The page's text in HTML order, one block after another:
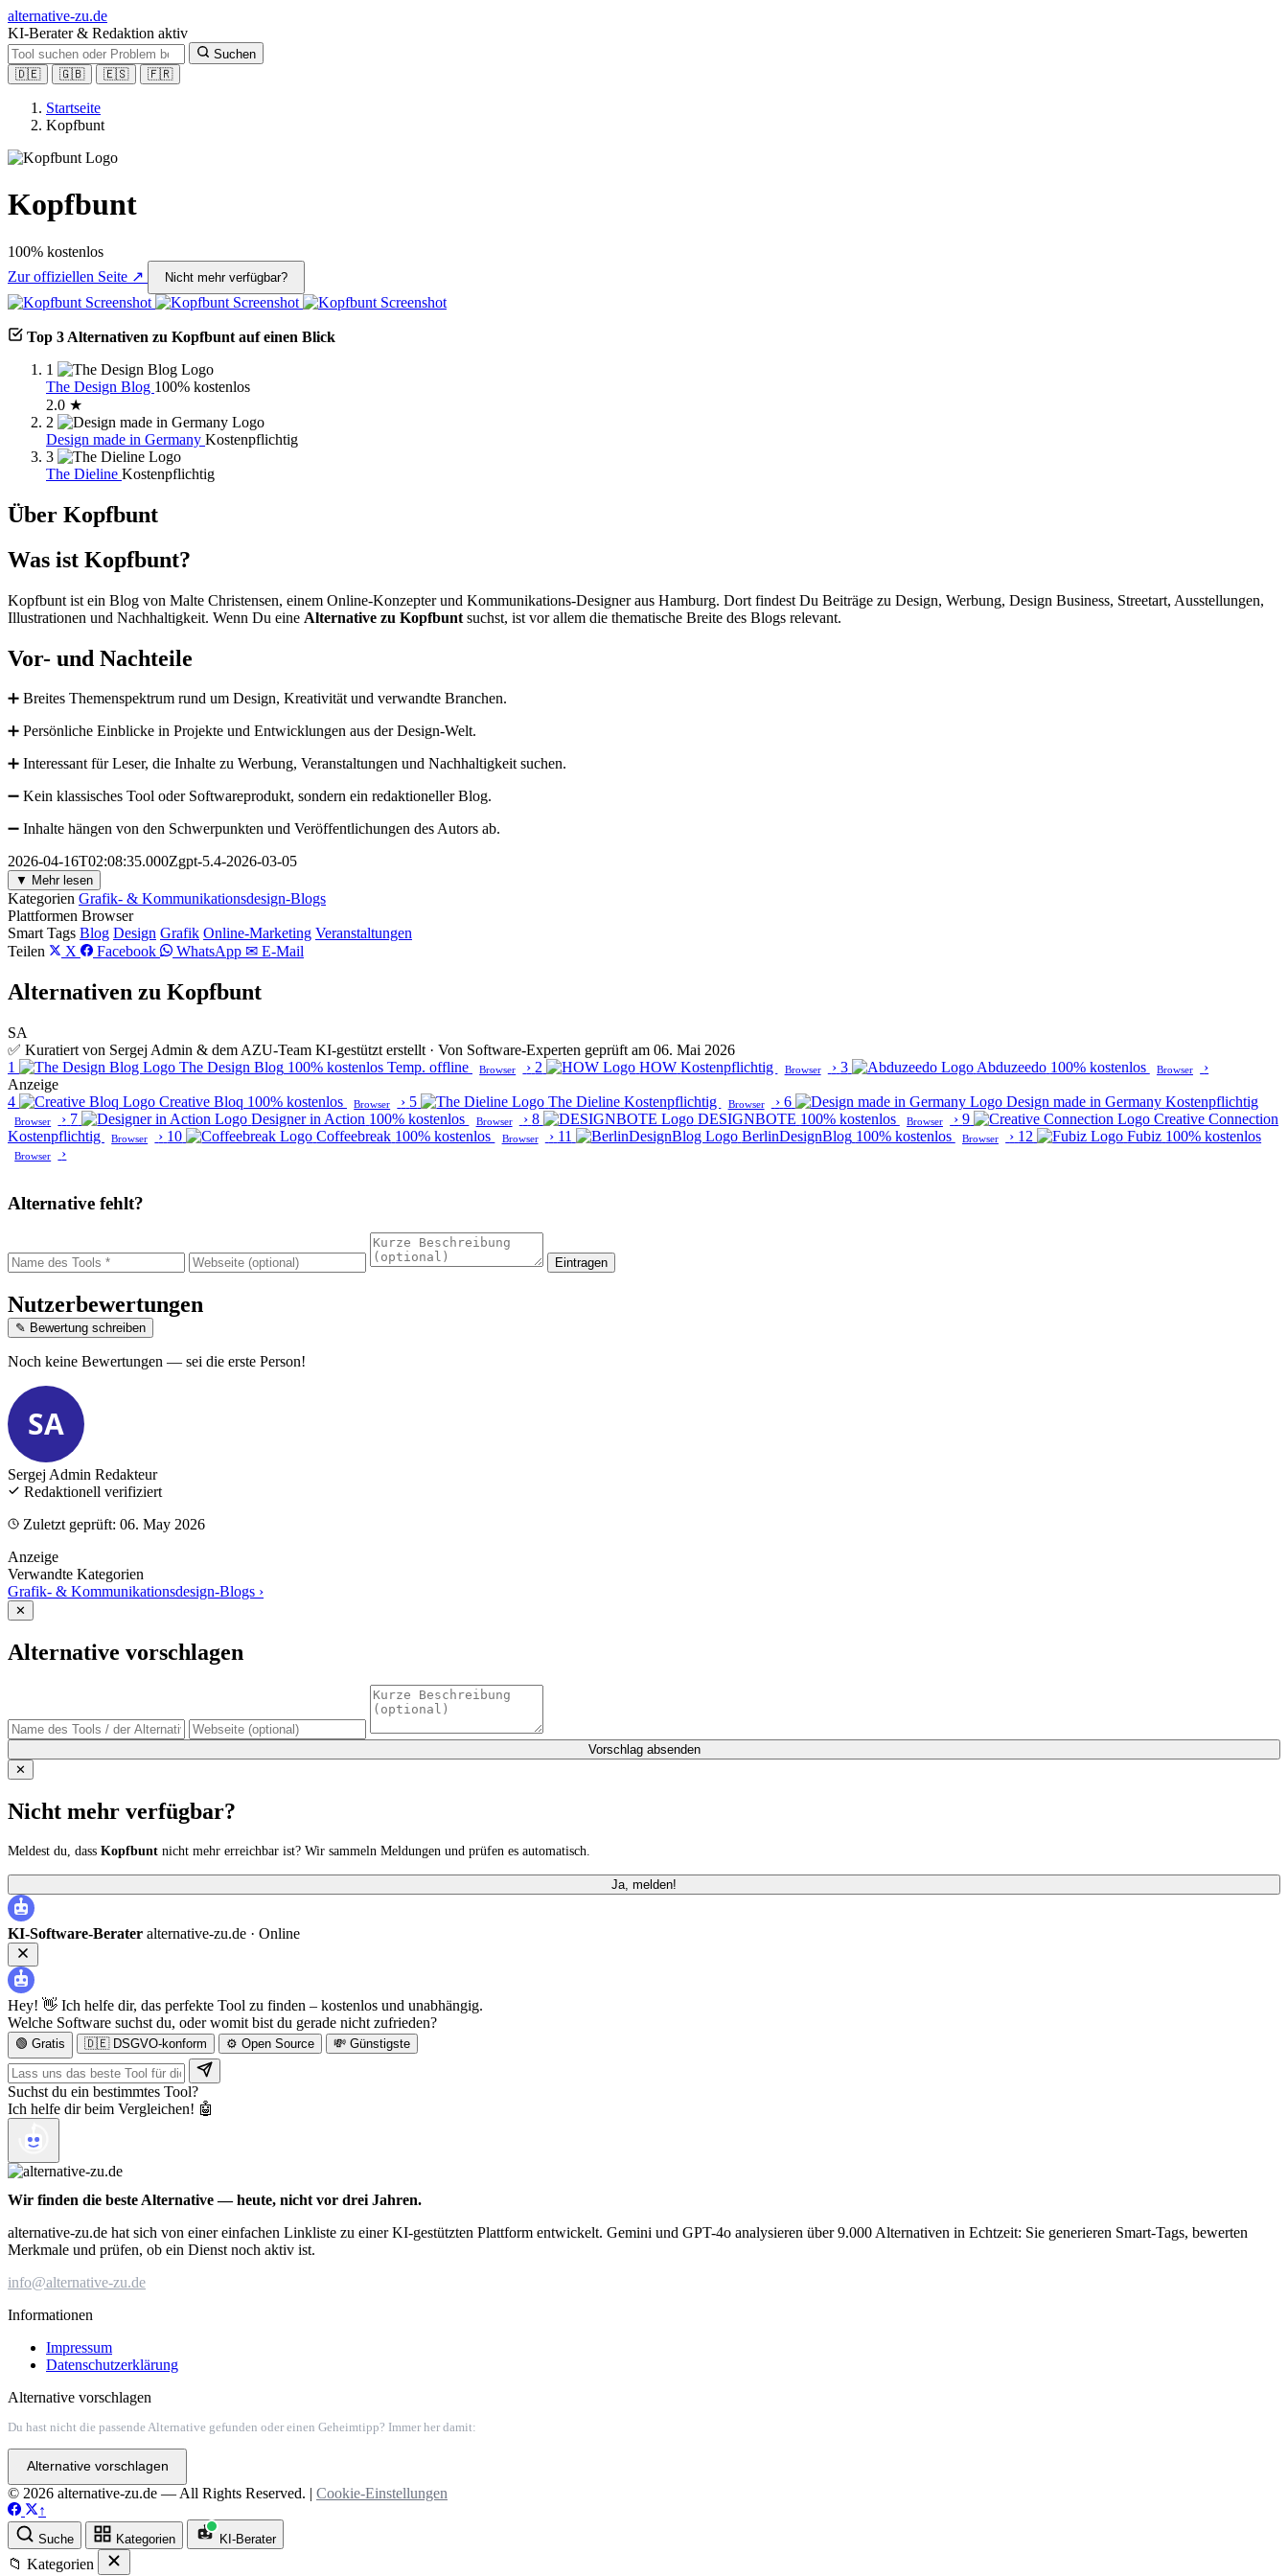
alternative-zu.de
KI-Berater & Redaktion aktiv
Suchen
🇩🇪
🇬🇧 🇪🇸 🇫🇷
Startseite
Kopfbunt
Kopfbunt
100% kostenlos
Zur offiziellen Seite ↗
Nicht mehr verfügbar?
Top 3 Alternativen zu Kopfbunt auf einen Blick
1
The Design Blog 100% kostenlos
2.0 ★
2
Design made in Germany Kostenpflichtig
3
The Dieline Kostenpflichtig
Über Kopfbunt
Was ist Kopfbunt?
Kopfbunt ist ein Blog von Malte Christensen, einem Online-Konzepter und Kommunikations-Designer aus Hamburg. Dort findest Du Beiträge zu Design, Werbung, Design Business, Streetart, Ausstellungen,
Illustrationen und Nachhaltigkeit. Wenn Du eine Alternative zu Kopfbunt suchst, ist vor allem die thematische Breite des Blogs relevant.
Vor- und Nachteile
➕ Breites Themenspektrum rund um Design, Kreativität und verwandte Branchen.
➕ Persönliche Einblicke in Projekte und Entwicklungen aus der Design-Welt.
➕ Interessant für Leser, die Inhalte zu Werbung, Veranstaltungen und Nachhaltigkeit suchen.
➖ Kein klassisches Tool oder Softwareprodukt, sondern ein redaktioneller Blog.
➖ Inhalte hängen von den Schwerpunkten und Veröffentlichungen des Autors ab.
2026-04-16T02:08:35.000Zgpt-5.4-2026-03-05
▼ Mehr lesen
Kategorien Grafik- & Kommunikationsdesign-Blogs
Plattformen Browser
Smart Tags Blog Design Grafik Online-Marketing Veranstaltungen
Teilen
X Facebook WhatsApp ✉ E-Mail
Alternativen zu Kopfbunt
SA
✅ Kuratiert von Sergej Admin & dem AZU-Team KI-gestützt erstellt · Von Software-Experten geprüft am 06. Mai 2026
1
The Design Blog 100% kostenlos Temp. offline Browser › 2 HOW Kostenpflichtig Browser › 3 Abduzeedo 100% kostenlos Browser
›
Anzeige
4
Creative Bloq 100% kostenlos Browser › 5 The Dieline Kostenpflichtig Browser › 6 Design made in Germany Kostenpflichtig
Browser › 7 Designer in Action 100% kostenlos Browser › 8 DESIGNBOTE 100% kostenlos Browser › 9
Creative Connection
Kostenpflichtig
Browser › 10 Coffeebreak 100% kostenlos Browser › 11 BerlinDesignBlog 100% kostenlos Browser › 12 Fubiz 100% kostenlos
Browser ›
Alternative fehlt?
Eintragen
Nutzerbewertungen
✎ Bewertung schreiben
Noch keine Bewertungen — sei die erste Person!
SA
Sergej Admin Redakteur
Redaktionell verifiziert
Zuletzt geprüft: 06. May 2026
Anzeige
Verwandte Kategorien
Grafik- & Kommunikationsdesign-Blogs ›
✕
Alternative vorschlagen
Vorschlag absenden
✕
Nicht mehr verfügbar?
Meldest du, dass Kopfbunt nicht mehr erreichbar ist? Wir sammeln Meldungen und prüfen es automatisch.
Ja, melden!
KI-Software-Berater alternative-zu.de · Online
Hey! 👋 Ich helfe dir, das perfekte Tool zu finden – kostenlos und unabhängig.
Welche Software suchst du, oder womit bist du gerade nicht zufrieden?
🟢 Gratis 🇩🇪 DSGVO-konform ⚙️ Open Source 💸 Günstigste
Suchst du ein bestimmtes Tool?
Ich helfe dir beim Vergleichen! 🤖
Wir finden die beste Alternative — heute, nicht vor drei Jahren.
alternative-zu.de hat sich von einer einfachen Linkliste zu einer KI-gestützten Plattform entwickelt. Gemini und GPT-4o analysieren über 9.000 Alternativen in Echtzeit: Sie generieren Smart-Tags, bewerten
Merkmale und prüfen, ob ein Dienst noch aktiv ist.
info@alternative-zu.de
Informationen
Impressum
Datenschutzerklärung
Alternative vorschlagen
Du hast nicht die passende Alternative gefunden oder einen Geheimtipp? Immer her damit:
Alternative vorschlagen
© 2026 alternative-zu.de — All Rights Reserved. | Cookie-Einstellungen
↑
Suche Kategorien KI-Berater
📁 Kategorien